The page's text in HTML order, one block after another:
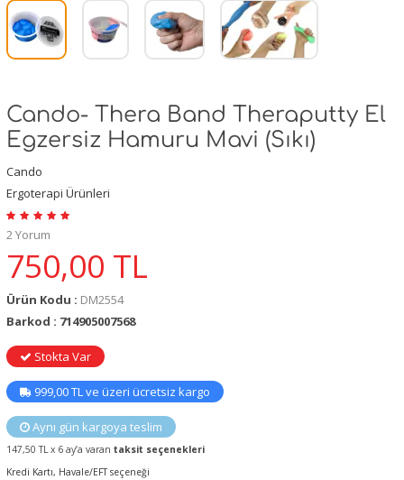
Cando- Thera Band Theraputty El
Egzersiz Hamuru Mavi (Sıkı)
Cando
Ergoterapi Ürünleri
2 Yorum
750,00 TL
Ürün Kodu : DM2554
Barkod : 714905007568
Stokta Var
999,00 TL ve üzeri ücretsiz kargo
Aynı gün kargoya teslim
147,50 TL x 6 ay’a varan taksit seçenekleri
Kredi Kartı, Havale/EFT seçeneği